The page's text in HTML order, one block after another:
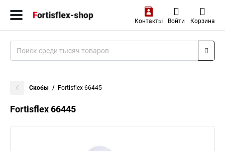
Контакты Войти Корзина
Скобы Fortisflex 66445
Fortisflex 66445